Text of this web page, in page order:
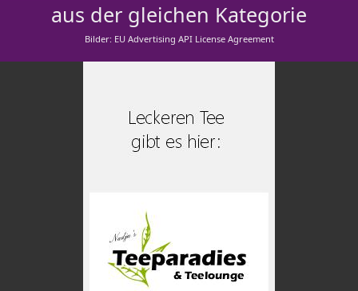
aus der gleichen Kategorie
Bilder: EU Advertising API License Agreement